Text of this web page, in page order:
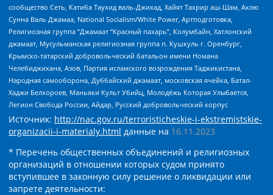
сообщество Сеть, Катиба Таухид валь-Джихад, Хайят Тахрир аш-Шам, Ахлю
Сунна Валь Джамаа, National Socialism/White Power, Артподготовка,
Религиозная группа “Джамаат “Красный пахарь”, Колумбайн, Хатлонский
джамаат, Мусульманская религиозная группа п. Кушкуль г. Оренбург,
Крымско-татарский добровольческий батальон имени Номана
Челебиджихана, Азов, Партия исламского возрождения Таджикистана,
Народная самооборона, Дуббайский джамаат, московская ячейка, Батал-
Хаджи Белхороев, Маньяки Культ Убийц, Молодёжь Которая Улыбается,
Легион Свобода России, Айдар, Русский добровольческий корпус
Источник: http://nac.gov.ru/terroristicheskie-i-ekstremistskie-
organizacii-i-materialy.html данные на 16.11.2023
* Перечень общественных объединений и религиозных
организаций в отношении которых судом принято
вступившее в законную силу решение о ликвидации или
запрете деятельности: